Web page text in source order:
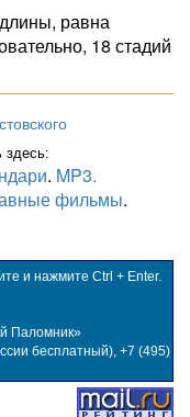
равна
18 стадий
здесь:
. MP3.
фильмы.
и нажмите Ctrl + Enter.
Паломник»
бесплатный), +7 (495)